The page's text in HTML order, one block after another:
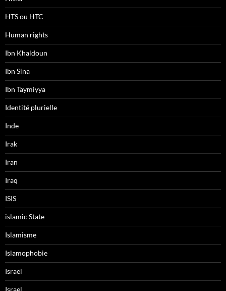
HTS ou HTC
Human rights
Ibn Khaldoun
Ibn Sina
Ibn Taymiyya
Identité plurielle
Inde
Irak
Iran
Iraq
ISIS
islamic State
Islamisme
Islamophobie
Israël